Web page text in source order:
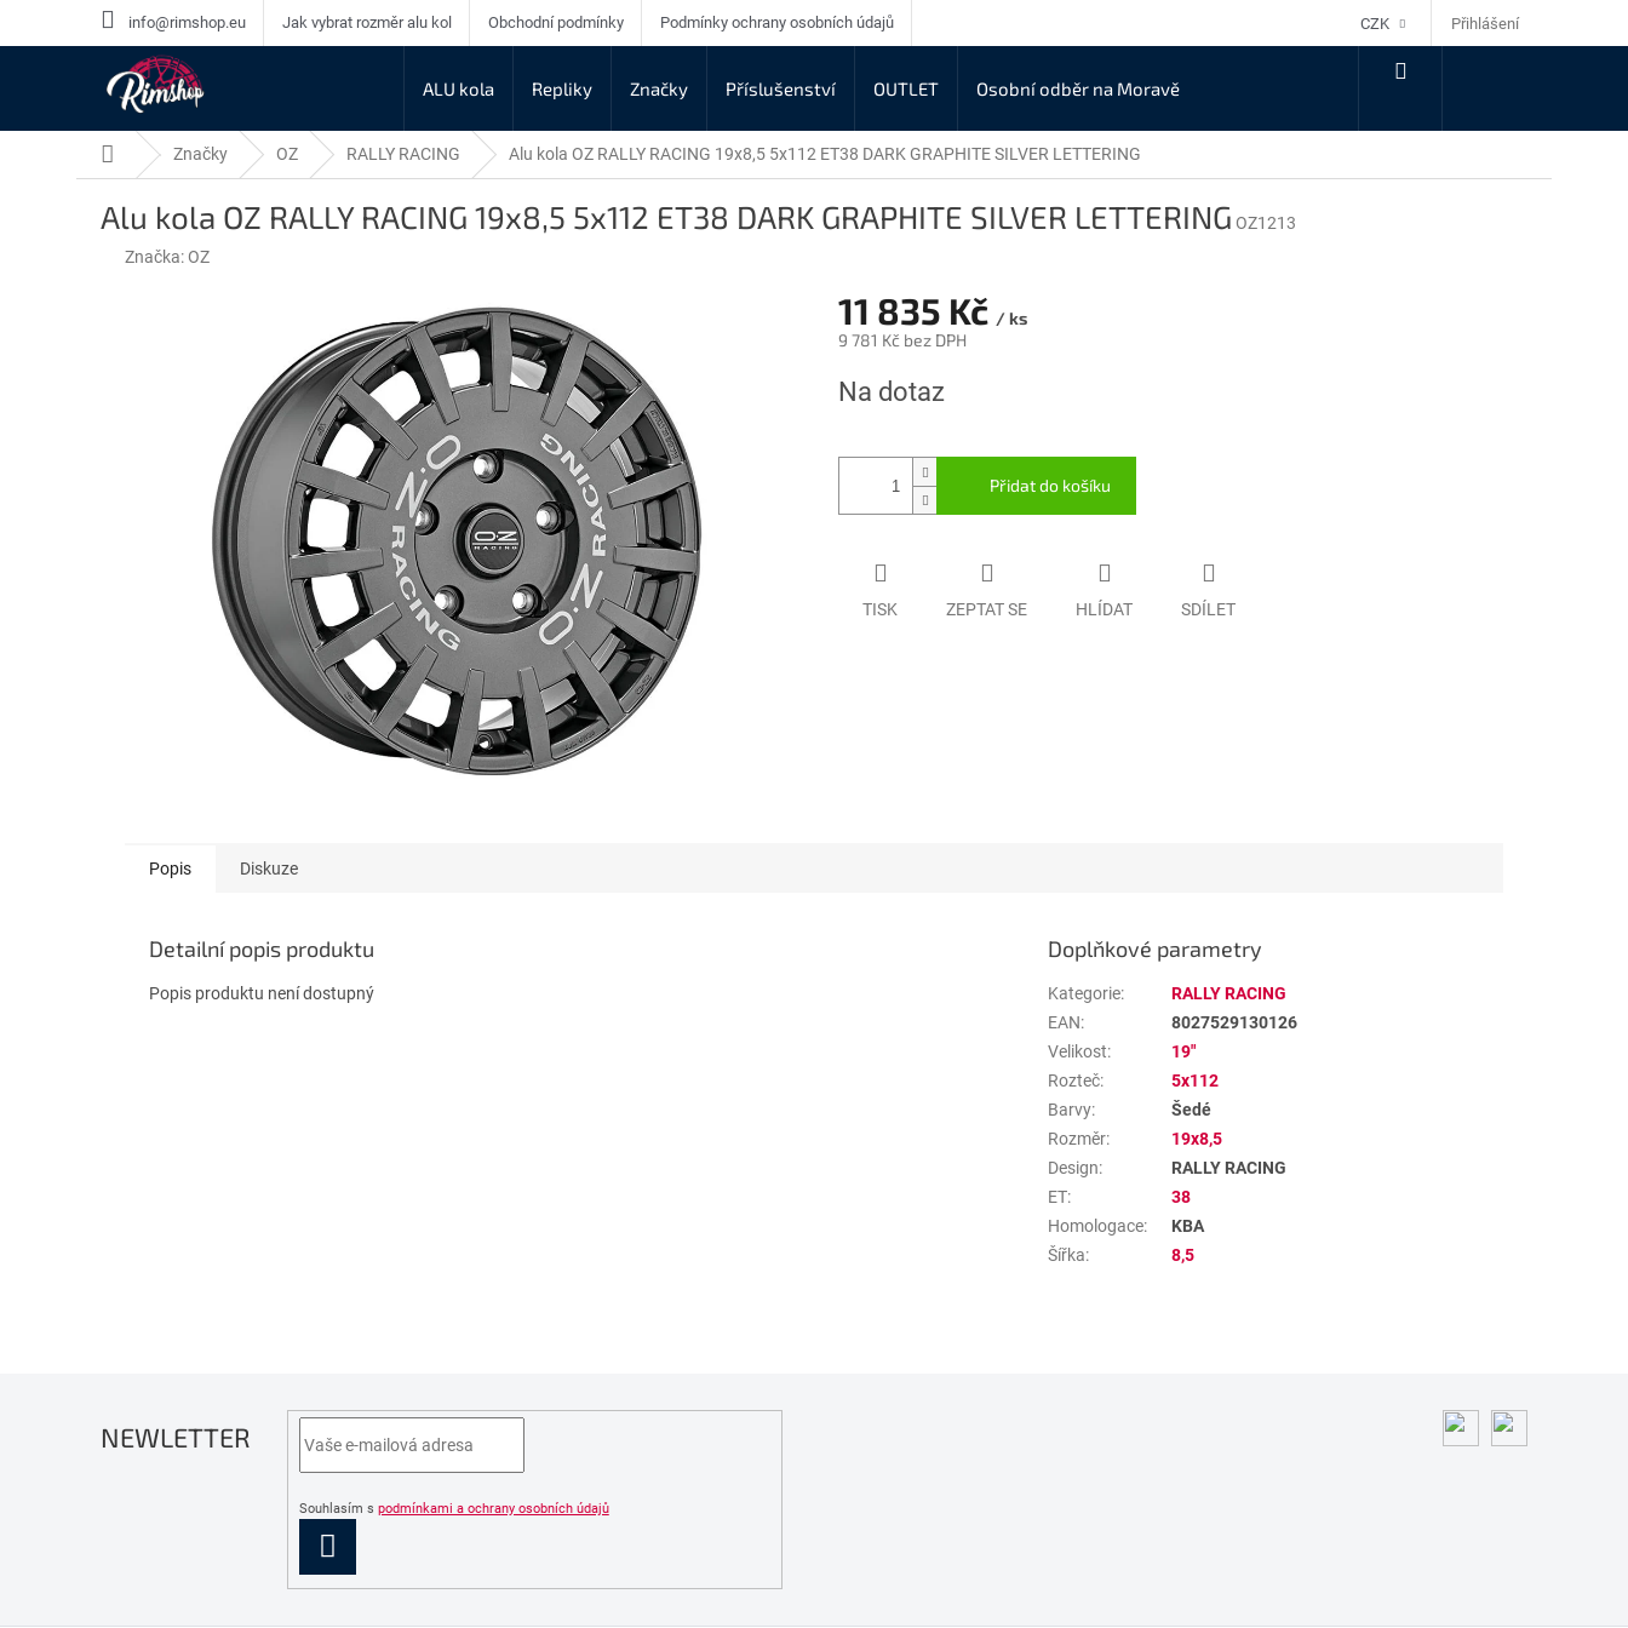
info@rimshop.eu Jak vybrat rozměr alu kol Obchodní podmínky Podmínky ochrany osobních údajů CZK Přihlášení
ALU kola Repliky Značky Příslušenství OUTLET Osobní odběr na Moravě
Domů Značky OZ RALLY RACING Alu kola OZ RALLY RACING 19x8,5 5x112 ET38 DARK GRAPHITE SILVER LETTERING
Alu kola OZ RALLY RACING 19x8,5 5x112 ET38 DARK GRAPHITE SILVER LETTERING OZ1213
Značka: OZ
11 835 Kč / ks
9 781 Kč bez DPH
cena:
Na dotaz
Přidat do košíku
TISK ZEPTAT SE HLÍDAT SDÍLET
Popis Diskuze
Detailní popis produktu
Popis produktu není dostupný
Doplňkové parametry
Kategorie:
RALLY RACING
EAN:
8027529130126
Velikost:
19"
Rozteč:
5x112
Barvy:
Šedé
Rozměr:
19x8,5
Design:
RALLY RACING
ET:
38
Homologace:
KBA
Šířka: 8,5
NEWLETTER
Souhlasím s podmínkami a ochrany osobních údajů
SE